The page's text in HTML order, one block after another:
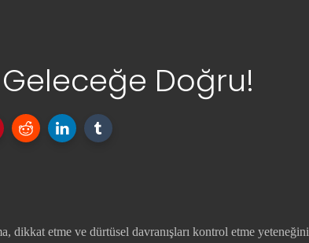
Doğru!
etme ve dürtüsel davranışları kontrol etme yeteneğini